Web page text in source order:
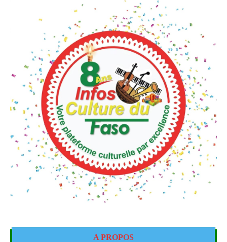
A PROPOS